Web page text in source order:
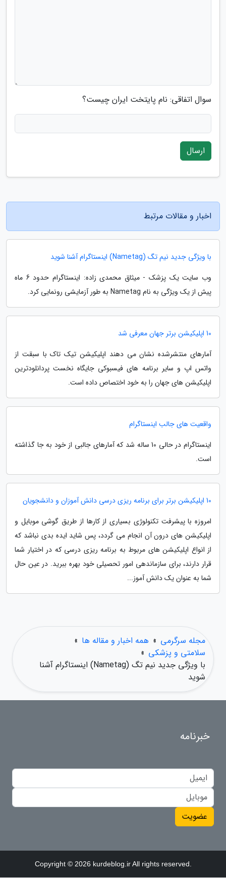
سوال اتفاقی: نام پایتخت ایران چیست؟
ارسال
اخبار و مقالات مرتبط
با ویژگی جدید نیم تگ (Nametag) اینستاگرام آشنا شوید
وب سایت یک پزشک - میثاق محمدی زاده: اینستاگرام حدود 6 ماه
پیش از یک ویژگی به نام Nametag به طور آزمایشی رونمایی کرد.
10 اپلیکیشن برتر جهان معرفی شد
آمارهای منتشرشده نشان می دهند اپلیکیشن تیک تاک با سبقت از
واتس اپ و سایر برنامه های فیسبوکی جایگاه نخست پردانلودترین
اپلیکیشن های جهان را به خود اختصاص داده است.
واقعیت های جالب اینستاگرام
اینستاگرام در حالی 10 ساله شد که آمارهای جالبی از خود به جا گذاشته
است.
10 اپلیکیشن برتر برای برنامه ریزی درسی دانش آموزان و دانشجویان
امروزه با پیشرفت تکنولوژی بسیاری از کارها از طریق گوشی موبایل و
اپلیکیشن های درون آن انجام می گردد، پس شاید ایده بدی نباشد که
از انواع اپلیکیشن های مربوط به برنامه ریزی درسی که در اختیار شما
قرار دارند، برای سازماندهی امور تحصیلی خود بهره ببرید. در عین حال
شما به عنوان یک دانش آموز...
مجله سرگرمی » همه اخبار و مقاله ها »
سلامتی و پزشکی »
با ویژگی جدید نیم تگ (Nametag) اینستاگرام آشنا
شوید
خبرنامه
عضویت
Copyright © 2026 kurdeblog.ir All rights reserved.